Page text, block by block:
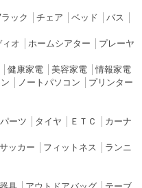
ック チェア ベッド バス
ィオ ホームシアター
プレーヤ
健康家電│ 美容家電│情報家電
ノートパソコン
プリンター
ーツ タイヤ ＥＴＣ
カーナ
サッカー フィットネス
ランニ